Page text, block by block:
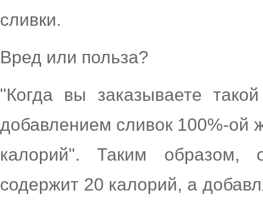
сливки.
Вред или польза?
"Когда вы заказываете
добавлением сливок 100%-ой
калорий". Таким
содержит 20 калорий, а